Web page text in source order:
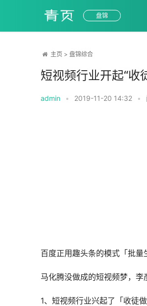
盘锦
主页 > 盘锦综合
短视频行业开起“收
admin • 2019-11-20 14:32 •
百度正用趣头条的模式「批量
马化腾没做成的短视频梦，李
1、短视频行业兴起了「收徒做